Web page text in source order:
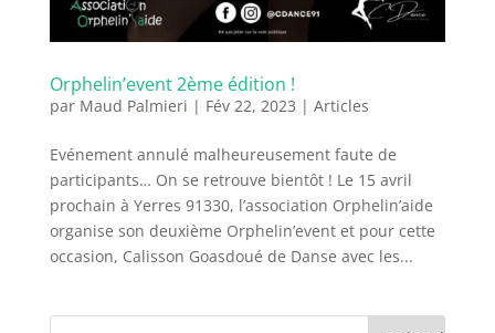
Orphelin’event 2ème édition !
par Maud Palmieri | Fév 22, 2023 | Articles
Evénement annulé malheureusement faute de
participants… On se retrouve bientôt ! Le 15 avril
prochain à Yerres 91330, l’association Orphelin’aide
organise son deuxième Orphelin’event et pour cette
occasion, Calisson Goasdoué de Danse avec les...